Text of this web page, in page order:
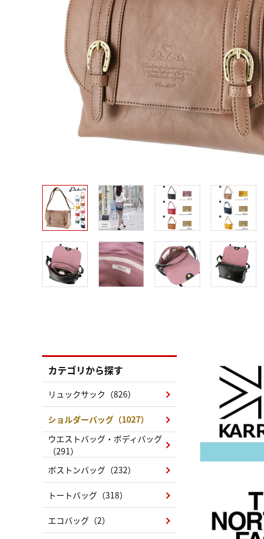
カテゴリから探す
リュックサック（826）
ショルダーバッグ（1027）
ウエストバッグ・ボディバッグ
（291）
ボストンバッグ（232）
トートバッグ（318）
エコバッグ（2）